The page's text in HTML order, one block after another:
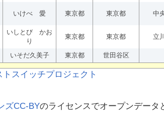
いけべ 愛 東京都 東京都 中
いしとび かお
り
東京都 東京都 立
いそだ久美子 東京都 世田谷区
ズCC-BYのライセンスでオープンデータ